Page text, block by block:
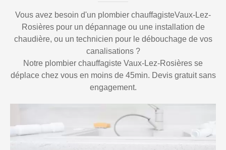
Vous avez besoin d'un plombier chauffagisteVaux-Lez-
Rosières pour un dépannage ou une installation de
chaudière, ou un technicien pour le débouchage de vos
canalisations ?
Notre plombier chauffagiste Vaux-Lez-Rosières se
déplace chez vous en moins de 45min. Devis gratuit sans
engagement.